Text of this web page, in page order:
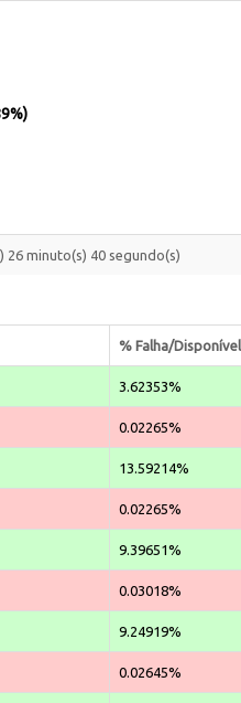
26 minuto(s) 40 segundo(s)
% Falha/Disponível
3.62353%
0.02265%
13.59214%
0.02265%
9.39651%
0.03018%
9.24919%
0.02645%